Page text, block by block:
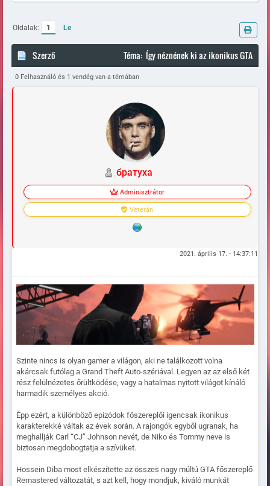
Oldalak: 1 Le
Szerző
Téma: Így néznének ki az ikonikus GTA
karakterek a mai technológiával (Megtekintve 84758 alkalommal)
0 Felhasználó és 1 vendég van a témában
братуха
Adminisztrátor
Veterán
2021. április 17. - 14:37:11
Szinte nincs is olyan gamer a világon, aki ne találkozott volna
akárcsak futólag a Grand Theft Auto-szériával. Legyen az az első két
rész felülnézetes őrültködése, vagy a hatalmas nyitott világot kínáló
harmadik személyes akció.
Épp ezért, a különböző epizódok főszereplői igencsak ikonikus
karakterekké váltak az évek során. A rajongók egyből ugranak, ha
meghallják Carl “CJ” Johnson nevét, de Niko és Tommy neve is
biztosan megdobogtatja a szívüket.
Hossein Diba most elkészítette az összes nagy múltú GTA főszereplő
Remastered változatát, s azt kell, hogy mondjuk, kiváló munkát